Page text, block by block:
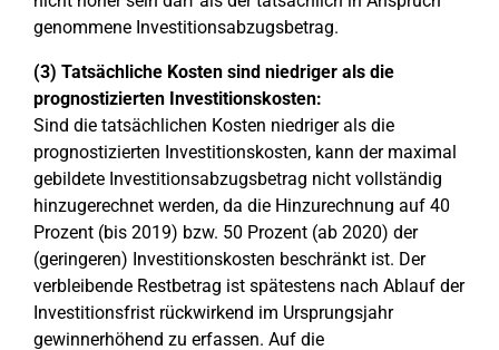
genommene Investitionsabzugsbetrag.
(3) Tatsächliche Kosten sind niedriger als die
prognostizierten Investitionskosten:
Sind die tatsächlichen Kosten niedriger als die
prognostizierten Investitionskosten, kann der maximal
gebildete Investitionsabzugsbetrag nicht vollständig
hinzugerechnet werden, da die Hinzurechnung auf 40
Prozent (bis 2019) bzw. 50 Prozent (ab 2020) der
(geringeren) Investitionskosten beschränkt ist. Der
verbleibende Restbetrag ist spätestens nach Ablauf der
Investitionsfrist rückwirkend im Ursprungsjahr
gewinnerhöhend zu erfassen. Auf die